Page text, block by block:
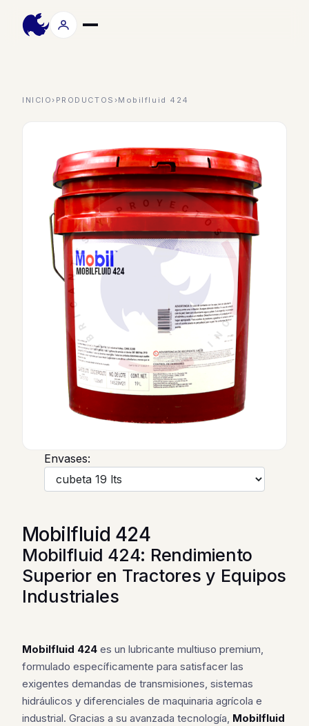
INICIO› PRODUCTOS ›Mobilfluid 424
Envases:
Mobilfluid 424
Mobilfluid 424: Rendimiento
Superior en Tractores y Equipos
Industriales
Mobilfluid 424 es un lubricante multiuso premium,
formulado específicamente para satisfacer las
exigentes demandas de transmisiones, sistemas
hidráulicos y diferenciales de maquinaria agrícola e
industrial. Gracias a su avanzada tecnología, Mobilfluid